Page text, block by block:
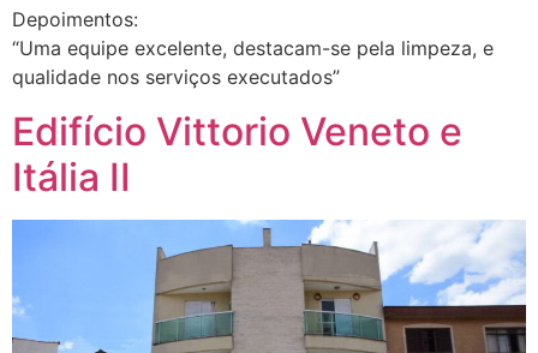
Depoimentos:
“Uma equipe excelente, destacam-se pela limpeza, e
qualidade nos serviços executados”
Edifício Vittorio Veneto e
Itália II